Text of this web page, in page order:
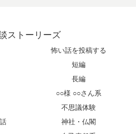
ストーリーズ
怖い話を投稿する
短編
長編
○○様 ○○さん系
不思議体験
神社・仏閣